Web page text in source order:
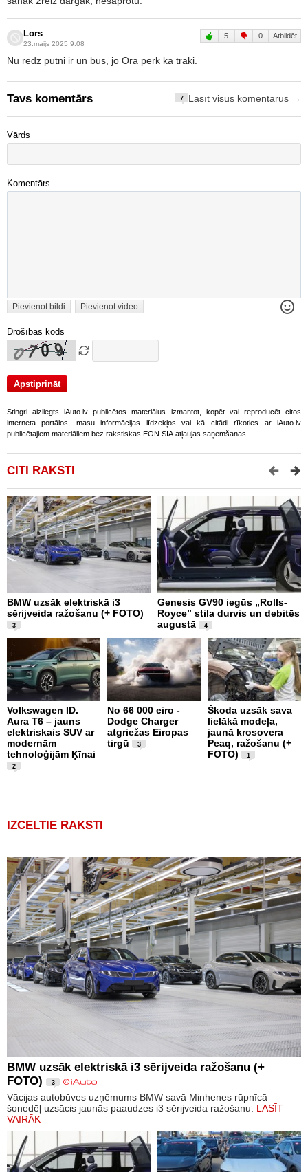
Lors
23.maijs 2025 9:08
5 0 Atbildēt
Nu redz putni ir un būs, jo Ora perk kā traki.
Tavs komentārs 7 Lasīt visus komentārus →
Vārds
Komentārs
Pievienot bildi Pievienot video
Drošības kods
Stingri aizliegts iAuto.lv publicētos materiālus izmantot, kopēt vai reproducēt citos
interneta portālos, masu informācijas līdzekļos vai kā citādi rīkoties ar iAuto.lv
publicētajiem materiāliem bez rakstiskas EON SIA atļaujas saņemšanas.
CITI RAKSTI
BMW uzsāk elektriskā i3
sērijveida ražošanu (+ FOTO)
3
Genesis GV90 iegūs „Rolls-
Royce” stila durvis un debitēs
augustā
4
Volkswagen ID.
Aura T6 – jauns
elektriskais SUV ar
modernām
tehnoloģijām Ķīnai
2
No 66 000 eiro -
Dodge Charger
atgriežas Eiropas
tirgū
3
Škoda uzsāk sava
lielākā modeļa,
jaunā krosovera
Peaq, ražošanu (+
FOTO)
1
IZCELTIE RAKSTI
BMW uzsāk elektriskā i3 sērijveida ražošanu (+
FOTO)
3
Vācijas autobūves uzņēmums BMW savā Minhenes rūpnīcā
šonedēļ uzsācis jaunās paaudzes i3 sērijveida ražošanu. LASĪT
VAIRĀK